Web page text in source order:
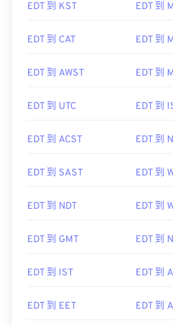
EDT 到 KST EDT 到
EDT 到 CAT EDT 到
EDT 到 AWST EDT 到
EDT 到 UTC EDT 到
EDT 到 ACST EDT 到
EDT 到 SAST EDT 到
EDT 到 NDT EDT 到
EDT 到 GMT EDT 到
EDT 到 IST EDT 到
EDT 到 EET EDT 到